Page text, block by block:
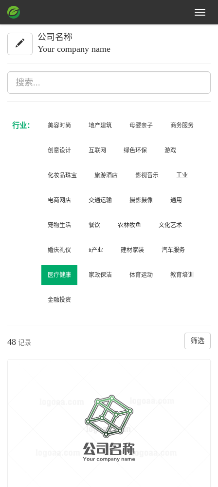
Toggle
公司名称
Your company name
行业： 美容时尚 地产建筑 母婴亲子 商务服务
创意设计 互联网 绿色环保 游戏
化妆品珠宝 旅游酒店 影视音乐 工业
电商网店 交通运输 摄影摄像 通用
宠物生活 餐饮 农林牧鱼 文化艺术
婚庆礼仪 it产业 建材家装 汽车服务
医疗健康 家政保洁 体育运动 教育培训
金融投资
48 记录 筛选